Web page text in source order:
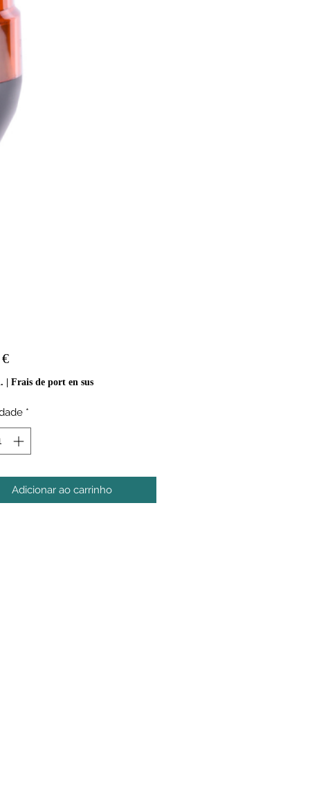
Preço
Frais de port en sus
*
Adicionar ao carrinho